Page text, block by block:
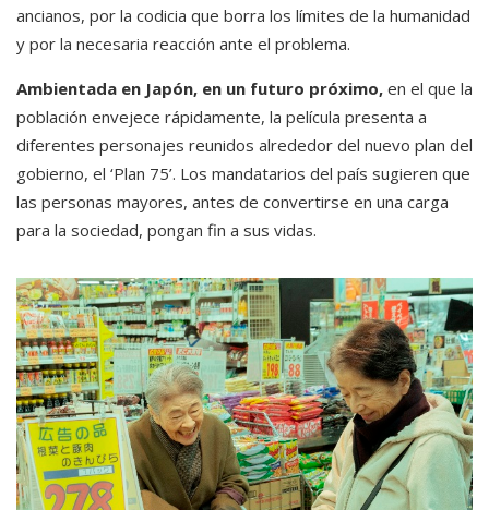
ancianos, por la codicia que borra los límites de la humanidad
y por la necesaria reacción ante el problema.
Ambientada en Japón, en un futuro próximo, en el que la
población envejece rápidamente, la película presenta a
diferentes personajes reunidos alrededor del nuevo plan del
gobierno, el ‘Plan 75’. Los mandatarios del país sugieren que
las personas mayores, antes de convertirse en una carga
para la sociedad, pongan fin a sus vidas.